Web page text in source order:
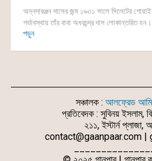
অন্নদারঞ্জন দাসের জন্ম ১৯৩১ সালে সিলেটের
গর্ভাবস্থায় তাঁর বাবা অধরচন্দ্র দাস লোকান্তরিত
পড়ুন
সঞ্চালক : আলফ্রেড
প্রতিবেদক : সুবিনয় ইসলাম,
২১১, ইস্টার্ন প্লাজা,
contact@gaanpaar.com |